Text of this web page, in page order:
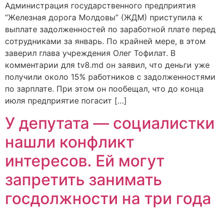
Администрация государственного предприятия
“Железная дорога Молдовы” (ЖДМ) приступила к
выплате задолженностей по заработной плате перед
сотрудниками за январь. По крайней мере, в этом
заверил глава учреждения Олег Тофилат. В
комментарии для tv8.md он заявил, что деньги уже
получили около 15% работников с задолженностями
по зарплате. При этом он пообещал, что до конца
июля предприятие погасит […]
У депутата — социалистки
нашли конфликт
интересов. Ей могут
запретить занимать
госдолжности на три года